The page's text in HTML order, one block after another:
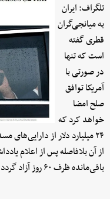
تلگراف: ایران
به میانجی‌گران
قطری گفته
است که تنها
در صورتی با
آمریکا توافق
صلح امضا
خواهد کرد که
۲۴ میلیارد دلار از
باقی‌مانده ظرف ۶۰ روز آزاد گردد.